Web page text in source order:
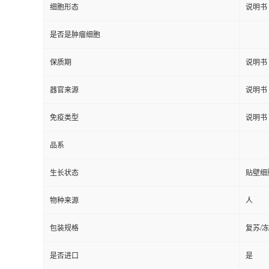
细胞形态 说明书
是否是肿瘤细胞
保质期 说明书
器官来源 说明书
免疫类型 说明书
品系
生长状态 贴壁细
物种来源 人
包装规格 复苏/
是否进口 是